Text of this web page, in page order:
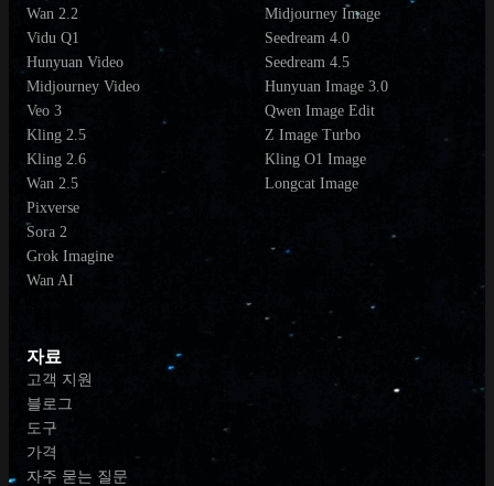
Wan 2.2
Vidu Q1
Hunyuan Video
Midjourney Video
Veo 3
Kling 2.5
Kling 2.6
Wan 2.5
Pixverse
Sora 2
Grok Imagine
Wan AI
Midjourney Image
Seedream 4.0
Seedream 4.5
Hunyuan Image 3.0
Qwen Image Edit
Z Image Turbo
Kling O1 Image
Longcat Image
자료
고객 지원
블로그
도구
가격
자주 묻는 질문